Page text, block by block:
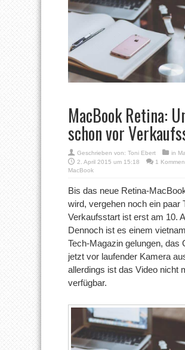
MacBook Retina:
schon vor
Geschrieben von: Toni Ebert in
2. April 2015 um 15:18
1
MacBook
Bis das neue Retina-
wird, vergehen noch ein paar
Verkaufsstart ist erst am 10.
Dennoch ist es einem
Tech-Magazin gelungen, das
jetzt vor laufender Kamera
allerdings ist das Video nicht
verfügbar.